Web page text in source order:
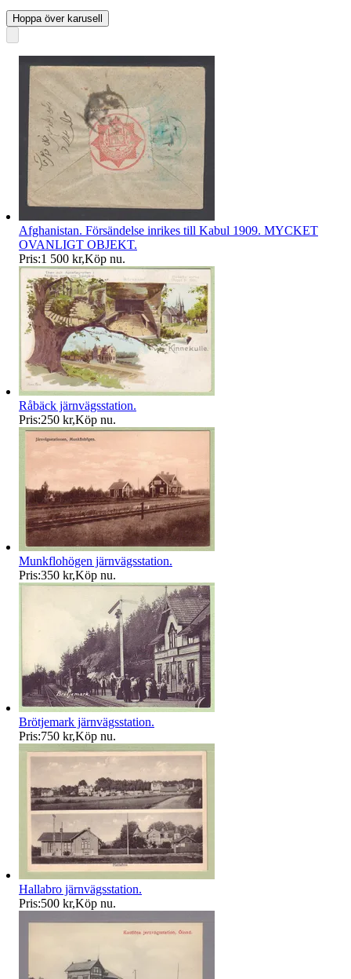
Hoppa över karusell
Afghanistan. Försändelse inrikes till Kabul 1909. MYCKET
OVANLIGT OBJEKT.
Pris:1 500 kr,Köp nu.
Råbäck järnvägsstation.
Pris:250 kr,Köp nu.
Munkflohögen järnvägsstation.
Pris:350 kr,Köp nu.
Brötjemark järnvägsstation.
Pris:750 kr,Köp nu.
Hallabro järnvägsstation.
Pris:500 kr,Köp nu.